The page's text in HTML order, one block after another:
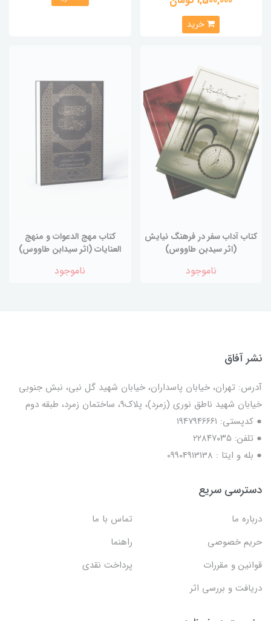
خرید
کتاب آداب سفر در فرهنگ نیایش
(اثر سیدبن طاووس)
ناموجود
کتاب مهج الدعوات و منهج
العنایات (اثر سیدابن طاووس)
ناموجود
نشر آفاق
آدرس: تهران، خیابان پاسداران، خیابان شهید گل نبی، نبش جنوبی
خیابان شهید ناطق نوری (زمرد)، پلاک9، ساختمان زمرد، طبقه دوم
● کدپستی: ۱۹۴۷۹۴۶۶۶۱
● تلفن: ٢٢٨۴٧۰۳۵
● بله و ایتا : 09904913138
دسترسی سریع
درباره ما
تماس با ما
حریم خصوصی
راهنما
قوانین و مقررات
پرداخت نقدی
دریافت و بررسی اثر